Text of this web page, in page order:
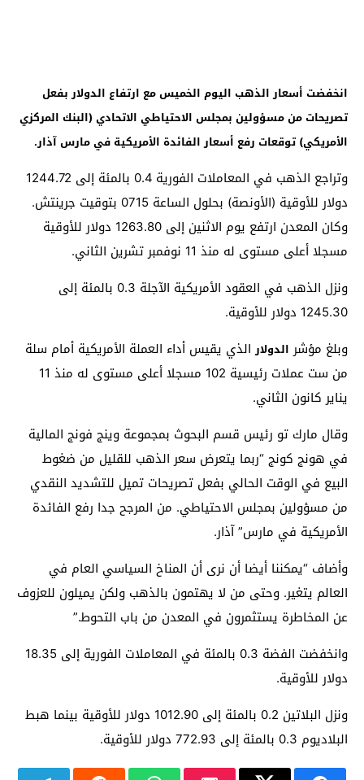
انخفضت أسعار الذهب اليوم الخميس مع ارتفاع الدولار بفعل
تصريحات من مسؤولين بمجلس الاحتياطي الاتحادي (البنك المركزي
الأمريكي) توقعات رفع أسعار الفائدة الأمريكية في مارس آذار.
وتراجع الذهب في المعاملات الفورية 0.4 بالمئة إلى 1244.72
دولار للأوقية (الأونصة) بحلول الساعة 0715 بتوقيت جرينتش.
وكان المعدن ارتفع يوم الاثنين إلى 1263.80 دولار للأوقية
مسجلا أعلى مستوى له منذ 11 نوفمبر تشرين الثاني.
ونزل الذهب في العقود الأمريكية الآجلة 0.3 بالمئة إلى
1245.30 دولار للأوقية.
وبلغ مؤشر الدولارالذي يقيس أداء العملة الأمريكية أمام سلة
من ست عملات رئيسية 102 مسجلا أعلى مستوى له منذ 11
يناير كانون الثاني.
وقال مارك تو رئيس قسم البحوث بمجموعة وينج فونج المالية
في هونج كونج “ربما يتعرض سعر الذهب للقليل من ضغوط
البيع في الوقت الحالي بفعل تصريحات تميل للتشديد النقدي
من مسؤولين بمجلس الاحتياطي. من المرجح جدا رفع الفائدة
الأمريكية في مارس” آذار.
وأضاف “يمكننا أيضا أن نرى أن المناخ السياسي العام في
العالم يتغير. وحتى من لا يهتمون بالذهب ولكن يميلون للعزوف
عن المخاطرة يستثمرون في المعدن من باب التحوط.”
وانخفضت الفضة 0.3 بالمئة في المعاملات الفورية إلى 18.35
دولار للأوقية.
ونزل البلاتين 0.2 بالمئة إلى 1012.90 دولار للأوقية بينما هبط
البلاديوم 0.3 بالمئة إلى 772.93 دولار للأوقية.